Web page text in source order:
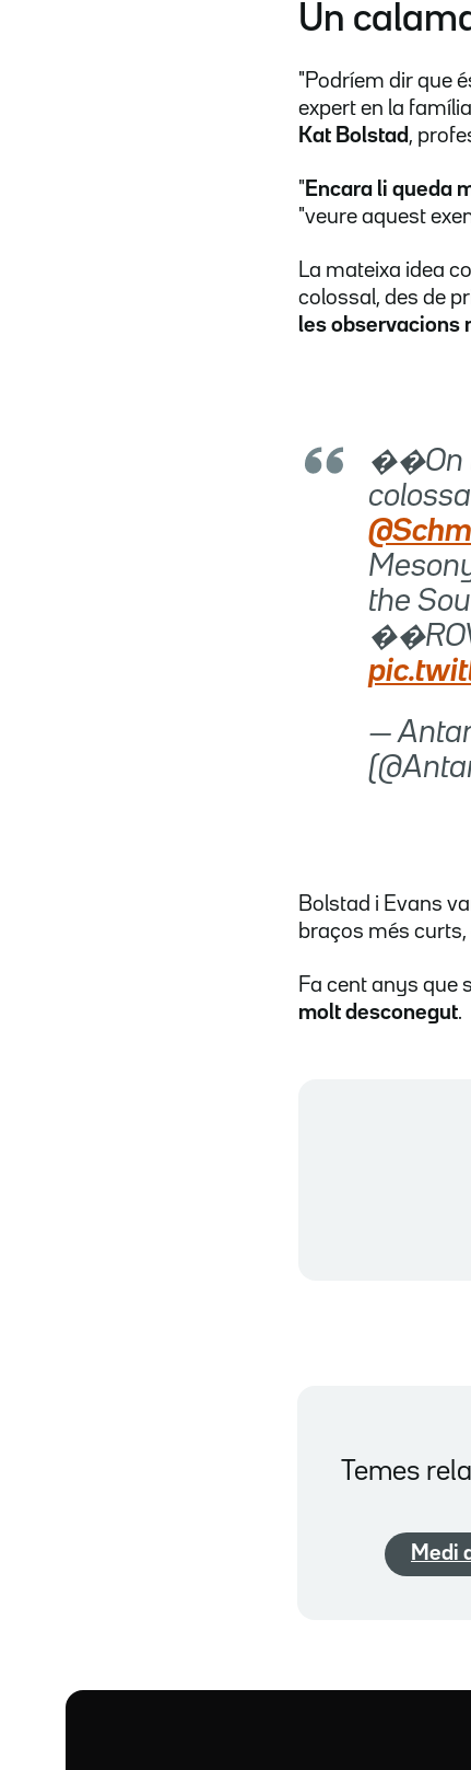
Un
"Podríem dir que
expert en la
Kat Bolstad ,
" Encara li queda
"veure aquest
La mateixa idea
colossal, des de
les observacions
��On
the
—
Bolstad i Evans
braços més
Fa cent anys que
molt desconegut.
Temes
Medi